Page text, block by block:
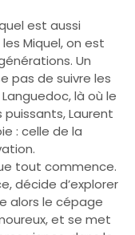
est aussi
Miquel, on est
Un
pas de suivre les
là où le
Laurent
: celle de la
tout commence.
décide d’explorer
alors le cépage
et se met